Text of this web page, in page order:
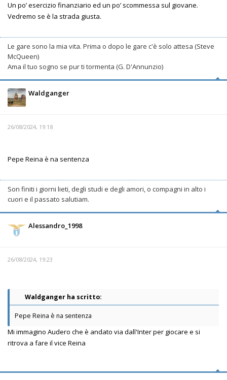
Un po’ esercizio finanziario ed un po’ scommessa sul giovane.
Vedremo se è la strada giusta.
Le gare sono la mia vita. Prima o dopo le gare c'è solo attesa (Steve
McQueen)
Ama il tuo sogno se pur ti tormenta (G. D'Annunzio)
Waldganger
26/08/2024, 19:18
Pepe Reina è na sentenza
Son finiti i giorni lieti, degli studi e degli amori, o compagni in alto i
cuori e il passato salutiam.
Alessandro_1998
26/08/2024, 19:23
Waldganger ha scritto:
Pepe Reina è na sentenza
Mi immagino Audero che è andato via dall'Inter per giocare e si
ritrova a fare il vice Reina